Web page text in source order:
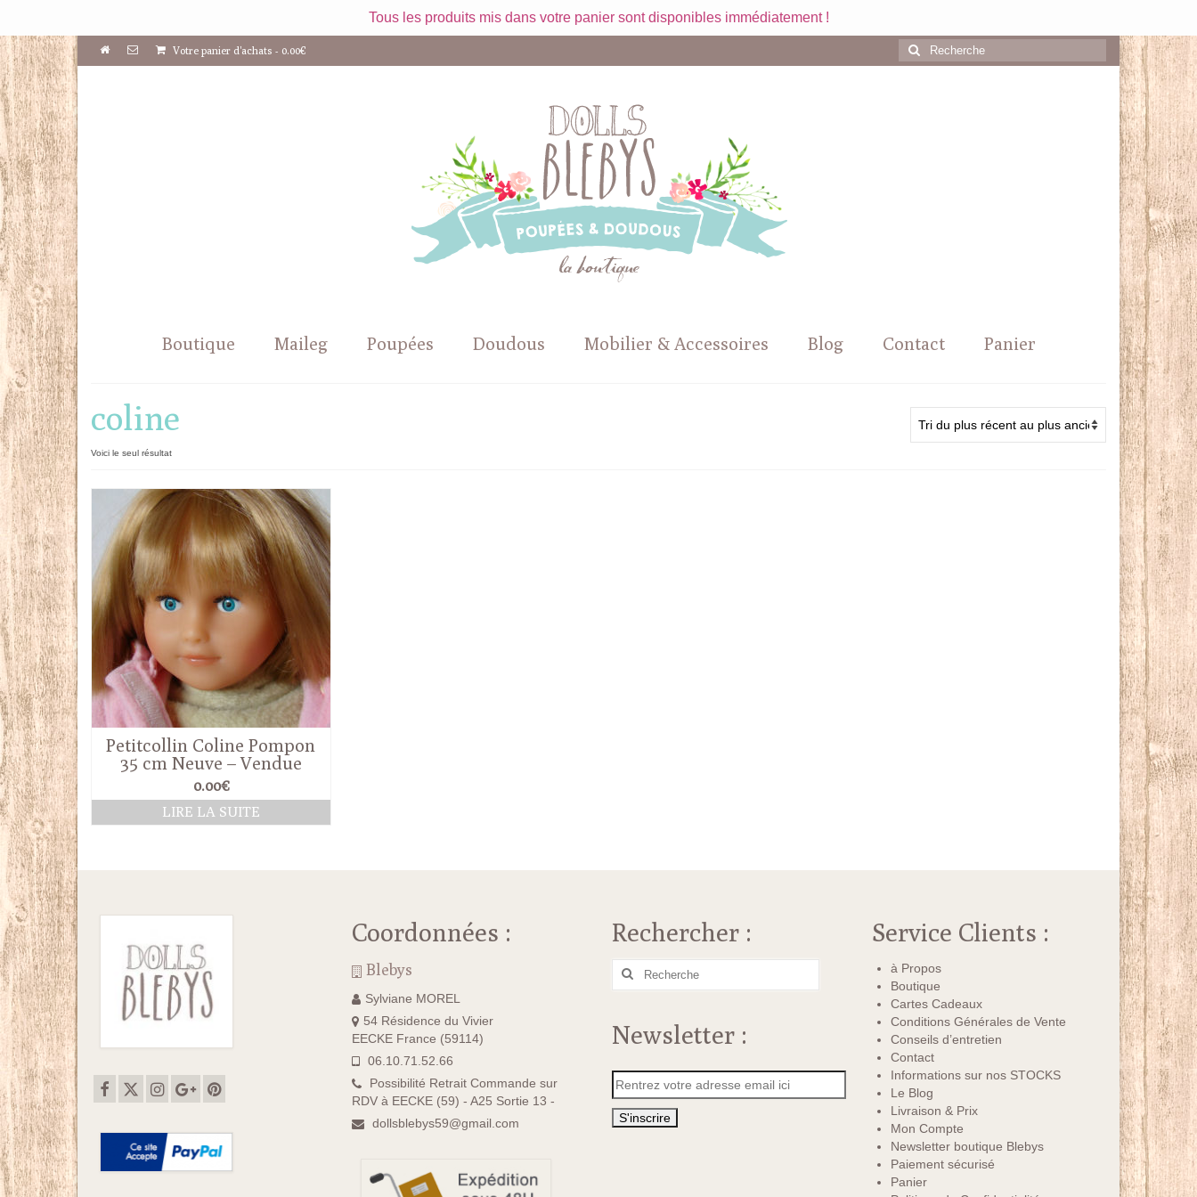
Tous les produits mis dans votre panier sont disponibles immédiatement !
Votre panier d'achats - 0.00€
Rechercher
:
Boutique Maileg Poupées Doudous Mobilier & Accessoires Blog Contact Panier
coline
Voici le seul résultat
Petitcollin Coline Pompon
35 cm Neuve – Vendue
0.00€
LIRE LA SUITE
Coordonnées :
Blebys
Sylviane MOREL
54 Résidence du Vivier
EECKE France (59114)
06.10.71.52.66
Possibilité Retrait Commande sur
RDV à EECKE (59) - A25 Sortie 13 -
dollsblebys59@gmail.com
Rechercher :
Rechercher
Newsletter :
Service Clients :
à Propos
Boutique
Cartes Cadeaux
Conditions Générales de Vente
Conseils d’entretien
Contact
Informations sur nos STOCKS
Le Blog
Livraison & Prix
Mon Compte
Newsletter boutique Blebys
Paiement sécurisé
Panier